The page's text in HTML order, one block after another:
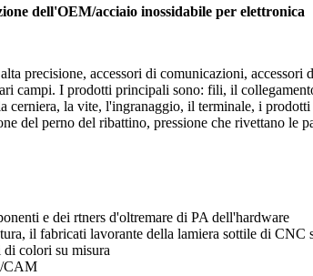
dell'OEM/acciaio inossidabile per elettronica
precisione, accessori di comunicazioni,
campi. I prodotti principali sono: fili, il
la vite, l'ingranaggio, il terminale, i
del perno del ribattino, pressione che rivettano
e dei rtners d'oltremare di PA dell'hardware
il fabricati lavorante della lamiera sottile di
colori su misura
CAM